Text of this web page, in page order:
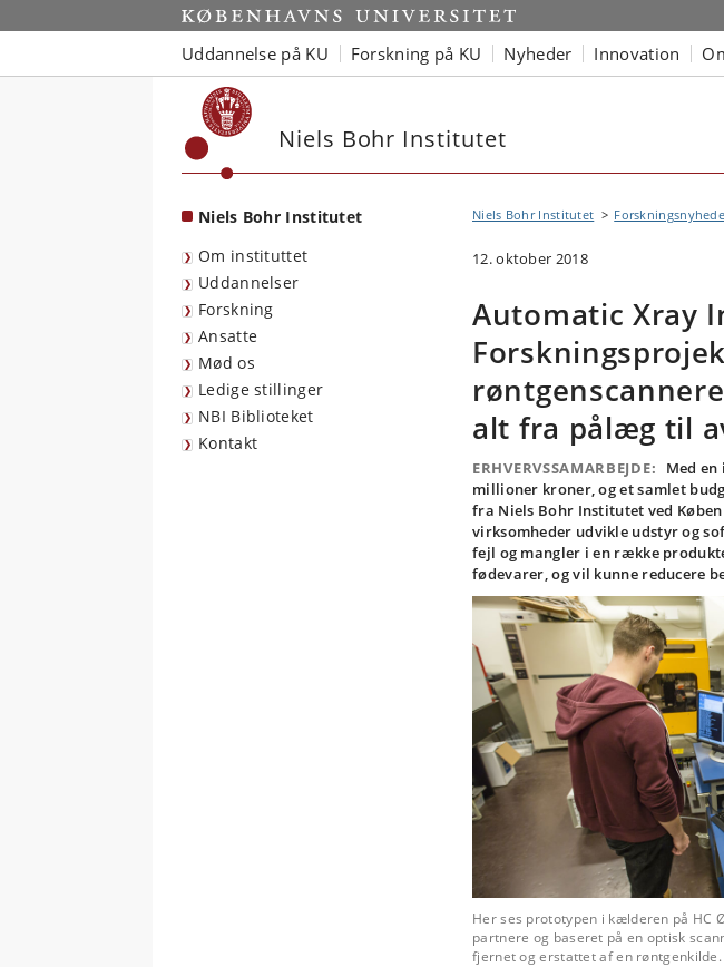
Start
Uddannelse på KU Forskning på KU Nyheder Innovation
Niels Bohr Institutet
Niels Bohr Institutet
Om instituttet
Uddannelser
Forskning
Ansatte
Mød os
Ledige stillinger
NBI Biblioteket
Kontakt
Niels Bohr Institutet
12. oktober 2018
Automatic Xray
alt fra pålæg til
ERHVERVSSAMARBEJDE:
Med
millioner kroner, og et samlet
fra Niels Bohr Institutet ved
virksomheder udvikle udstyr og
fejl og mangler i en række
fødevarer, og vil kunne reducere
Her ses prototypen i kælderen på HC
partnere og baseret på en optisk
fjernet og erstattet af en røntgenkilde.